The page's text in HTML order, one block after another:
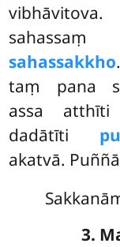
sahassakkho
taṃ pana
assa atthīti
dadātīti
akatvā.
3.